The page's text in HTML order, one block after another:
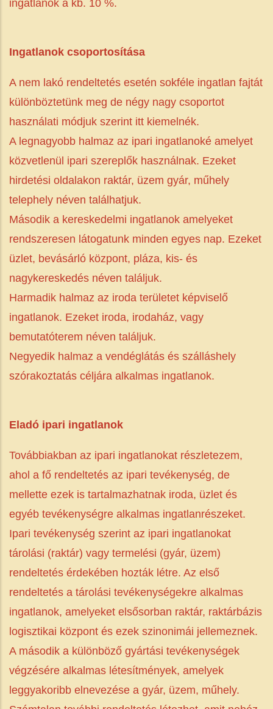
ingatlanok a kb. 10 %.
Ingatlanok csoportosítása
A nem lakó rendeltetés esetén sokféle ingatlan fajtát
különböztetünk meg de négy nagy csoportot
használati módjuk szerint itt kiemelnék.
A legnagyobb halmaz az ipari ingatlanoké amelyet
közvetlenül ipari szereplők használnak. Ezeket
hirdetési oldalakon raktár, üzem gyár, műhely
telephely néven találhatjuk.
Második a kereskedelmi ingatlanok amelyeket
rendszeresen látogatunk minden egyes nap. Ezeket
üzlet, bevásárló központ, pláza, kis- és
nagykereskedés néven találjuk.
Harmadik halmaz az iroda területet képviselő
ingatlanok. Ezeket iroda, irodaház, vagy
bemutatóterem néven találjuk.
Negyedik halmaz a vendéglátás és szálláshely
szórakoztatás céljára alkalmas ingatlanok.
Eladó ipari ingatlanok
Továbbiakban az ipari ingatlanokat részletezem,
ahol a fő rendeltetés az ipari tevékenység, de
mellette ezek is tartalmazhatnak iroda, üzlet és
egyéb tevékenységre alkalmas ingatlanrészeket.
Ipari tevékenység szerint az ipari ingatlanokat
tárolási (raktár) vagy termelési (gyár, üzem)
rendeltetés érdekében hozták létre. Az első
rendeltetés a tárolási tevékenységekre alkalmas
ingatlanok, amelyeket elsősorban raktár, raktárbázis
logisztikai központ és ezek szinonimái jellemeznek.
A második a különböző gyártási tevékenységek
végzésére alkalmas létesítmények, amelyek
leggyakoribb elnevezése a gyár, üzem, műhely.